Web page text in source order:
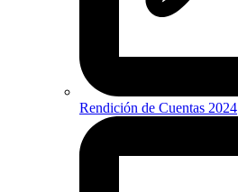
Rendición de Cuentas 2024